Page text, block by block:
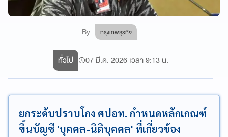
By กรุงเทพธุรกิจ
ทั่วไป 07 มี.ค. 2026 เวลา 9:13 น.
ยกระดับปราบโกง ศปอท. กำหนดหลักเกณฑ์
ขึ้นบัญชี 'บุคคล-นิติบุคคล' ที่เกี่ยวข้อง